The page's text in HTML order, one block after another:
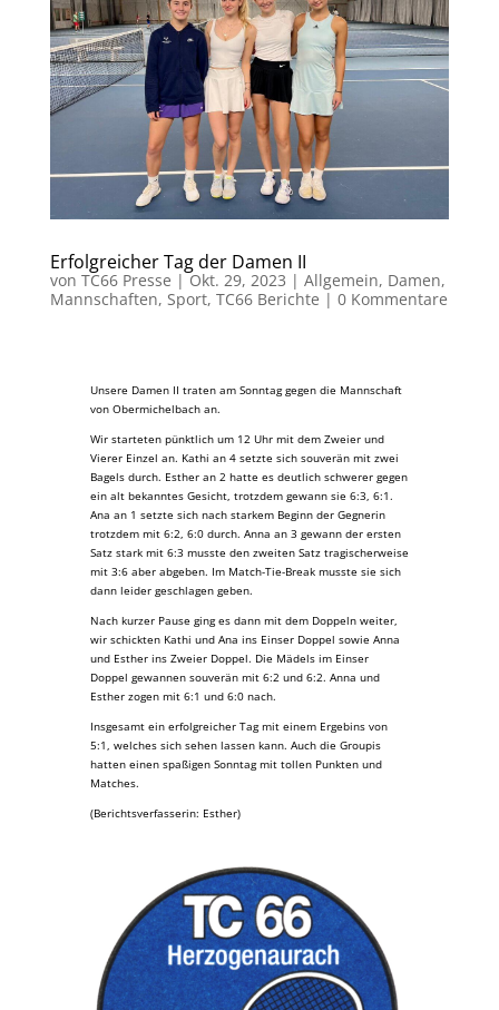
Erfolgreicher Tag der Damen II
von TC66 Presse | Okt. 29, 2023 | Allgemein, Damen,
Mannschaften, Sport, TC66 Berichte | 0 Kommentare
Unsere Damen II traten am Sonntag gegen die Mannschaft
von Obermichelbach an.
Wir starteten pünktlich um 12 Uhr mit dem Zweier und
Vierer Einzel an. Kathi an 4 setzte sich souverän mit zwei
Bagels durch. Esther an 2 hatte es deutlich schwerer gegen
ein alt bekanntes Gesicht, trotzdem gewann sie 6:3, 6:1.
Ana an 1 setzte sich nach starkem Beginn der Gegnerin
trotzdem mit 6:2, 6:0 durch. Anna an 3 gewann der ersten
Satz stark mit 6:3 musste den zweiten Satz tragischerweise
mit 3:6 aber abgeben. Im Match-Tie-Break musste sie sich
dann leider geschlagen geben.
Nach kurzer Pause ging es dann mit dem Doppeln weiter,
wir schickten Kathi und Ana ins Einser Doppel sowie Anna
und Esther ins Zweier Doppel. Die Mädels im Einser
Doppel gewannen souverän mit 6:2 und 6:2. Anna und
Esther zogen mit 6:1 und 6:0 nach.
Insgesamt ein erfolgreicher Tag mit einem Ergebins von
5:1, welches sich sehen lassen kann. Auch die Groupis
hatten einen spaßigen Sonntag mit tollen Punkten und
Matches.
(Berichtsverfasserin: Esther)